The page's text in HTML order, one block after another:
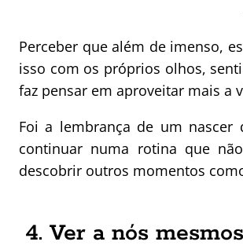
Perceber que além de imenso,
isso com os próprios olhos,
faz pensar em aproveitar mais a
Foi a lembrança de um
continuar numa rotina que
descobrir outros momentos
4. Ver a nós